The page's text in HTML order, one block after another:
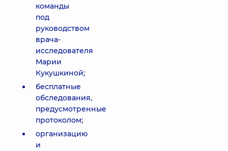
команды
под
руководством
врача-
исследователя
Марии
Кукушкиной;
бесплатные
обследования,
предусмотренные
протоколом;
организацию
и